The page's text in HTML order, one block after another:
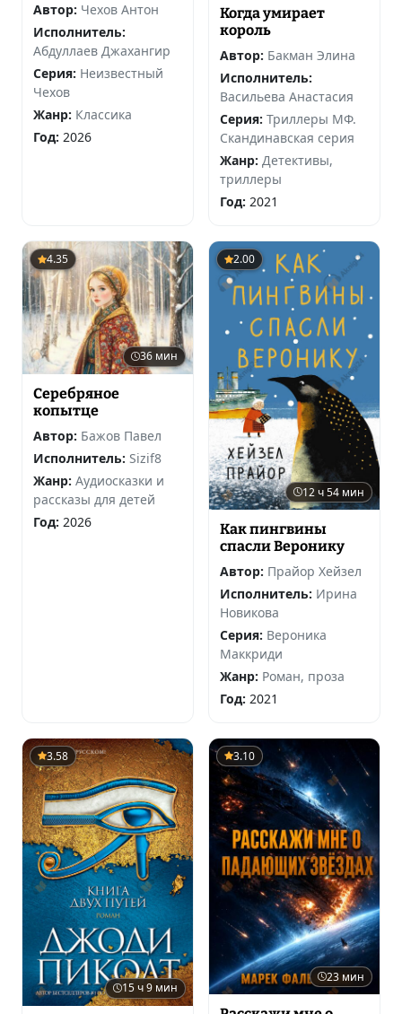
Автор: Чехов Антон
Исполнитель:
Абдуллаев Джахангир
Серия: Неизвестный
Чехов
Жанр: Классика
Год: 2026
Когда умирает
король
Автор: Бакман Элина
Исполнитель:
Васильева Анастасия
Серия: Триллеры МФ.
Скандинавская серия
Жанр: Детективы,
триллеры
Год: 2021
4.35
36 мин
Серебряное
копытце
Автор: Бажов Павел
Исполнитель: Sizif8
Жанр: Аудиосказки и
рассказы для детей
Год: 2026
2.00
12 ч 54 мин
Как пингвины
спасли Веронику
Автор: Прайор Хейзел
Исполнитель: Ирина
Новикова
Серия: Вероника
Маккриди
Жанр: Роман, проза
Год: 2021
3.58
15 ч 9 мин
3.10
23 мин